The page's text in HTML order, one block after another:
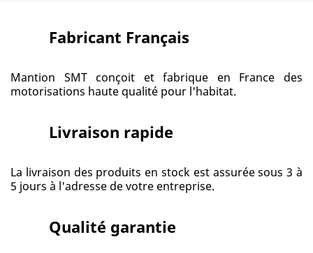
Fabricant Français
Mantion SMT conçoit et fabrique en France des
motorisations haute qualité pour l'habitat.
Livraison rapide
La livraison des produits en stock est assurée sous 3 à
5 jours à l'adresse de votre entreprise.
Qualité garantie